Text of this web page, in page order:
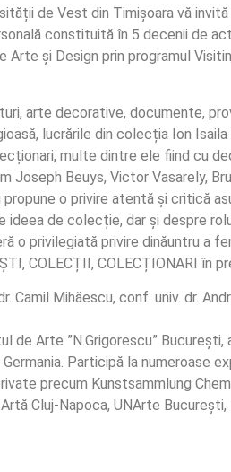
de Vest din Timișoara vă
constituită în 5 decenii de
și Design prin programul
arte decorative, documente,
lucrările din colecția Ion
multe dintre ele fiind cu
Beuys, Victor Vasarely,
o privire atentă și critică
de colecție, dar și despre
privilegiată privire dinăuntru a
COLECȚII, COLECȚIONARI în
Camil Mihăescu, conf. univ. dr.
Arte ”N.Grigorescu” București,
Participă la numeroase
precum Kunstsammlung
Cluj-Napoca, UNArte